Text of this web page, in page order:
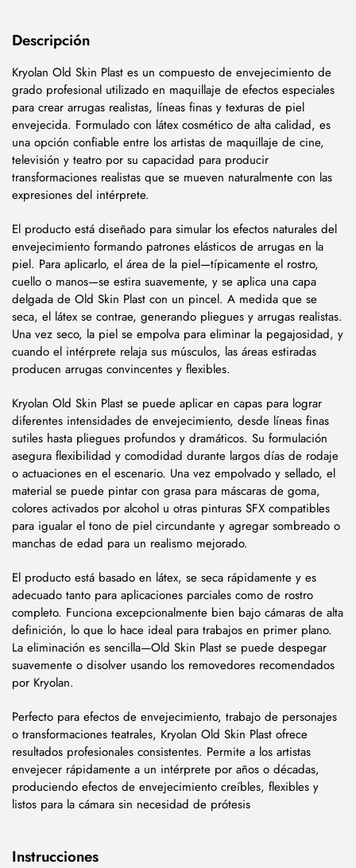
Descripción
Kryolan Old Skin Plast es un compuesto de envejecimiento de
grado profesional utilizado en maquillaje de efectos especiales
para crear arrugas realistas, líneas finas y texturas de piel
envejecida. Formulado con látex cosmético de alta calidad, es
una opción confiable entre los artistas de maquillaje de cine,
televisión y teatro por su capacidad para producir
transformaciones realistas que se mueven naturalmente con las
expresiones del intérprete.
El producto está diseñado para simular los efectos naturales del
envejecimiento formando patrones elásticos de arrugas en la
piel. Para aplicarlo, el área de la piel—típicamente el rostro,
cuello o manos—se estira suavemente, y se aplica una capa
delgada de Old Skin Plast con un pincel. A medida que se
seca, el látex se contrae, generando pliegues y arrugas realistas.
Una vez seco, la piel se empolva para eliminar la pegajosidad, y
cuando el intérprete relaja sus músculos, las áreas estiradas
producen arrugas convincentes y flexibles.
Kryolan Old Skin Plast se puede aplicar en capas para lograr
diferentes intensidades de envejecimiento, desde líneas finas
sutiles hasta pliegues profundos y dramáticos. Su formulación
asegura flexibilidad y comodidad durante largos días de rodaje
o actuaciones en el escenario. Una vez empolvado y sellado, el
material se puede pintar con grasa para máscaras de goma,
colores activados por alcohol u otras pinturas SFX compatibles
para igualar el tono de piel circundante y agregar sombreado o
manchas de edad para un realismo mejorado.
El producto está basado en látex, se seca rápidamente y es
adecuado tanto para aplicaciones parciales como de rostro
completo. Funciona excepcionalmente bien bajo cámaras de alta
definición, lo que lo hace ideal para trabajos en primer plano.
La eliminación es sencilla—Old Skin Plast se puede despegar
suavemente o disolver usando los removedores recomendados
por Kryolan.
Perfecto para efectos de envejecimiento, trabajo de personajes
o transformaciones teatrales, Kryolan Old Skin Plast ofrece
resultados profesionales consistentes. Permite a los artistas
envejecer rápidamente a un intérprete por años o décadas,
produciendo efectos de envejecimiento creíbles, flexibles y
listos para la cámara sin necesidad de prótesis
Instrucciones